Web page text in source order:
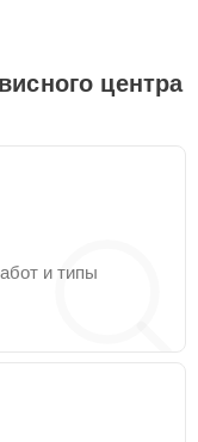
центра
и типы